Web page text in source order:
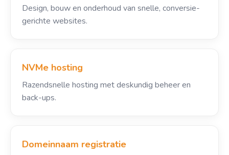
Design, bouw en onderhoud van snelle, conversie-
gerichte websites.
NVMe hosting
Razendsnelle hosting met deskundig beheer en
back-ups.
Domeinnaam registratie